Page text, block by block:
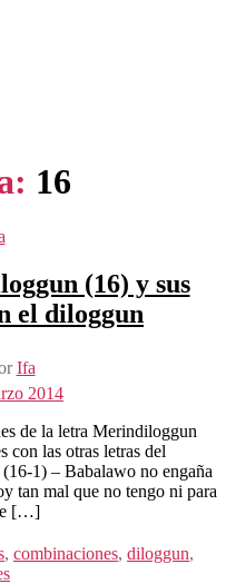
16
(16) y sus
el diloggun
Ifa
2014
de la letra Merindiloggun
con las otras letras del
1) – Babalawo no engaña
tan mal que no tengo ni para
[…]
, combinaciones, diloggun,